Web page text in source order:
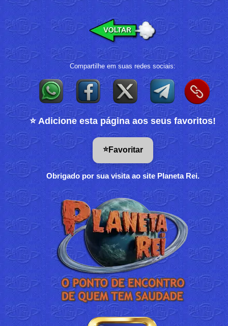
Compartilhe em suas redes sociais:
⭐ Adicione esta página aos seus favoritos!
⭐Favoritar
Obrigado por sua visita ao site Planeta Rei.